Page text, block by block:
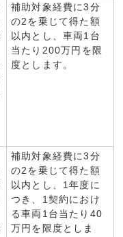
補助対象経費に3分
の2を乗じて得た額
以内とし、車両1台
当たり200万円を限
度とします。
補助対象経費に3分
の2を乗じて得た額
以内とし、1年度に
つき、1契約におけ
る車両1台当たり40
万円を限度としま